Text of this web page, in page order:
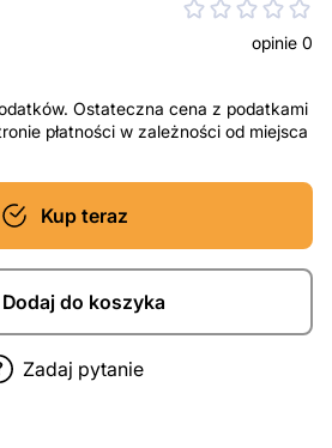
opinie 0
Ostateczna cena z podatkami
płatności w zależności od miejsca
Kup teraz
Dodaj do koszyka
Zadaj pytanie